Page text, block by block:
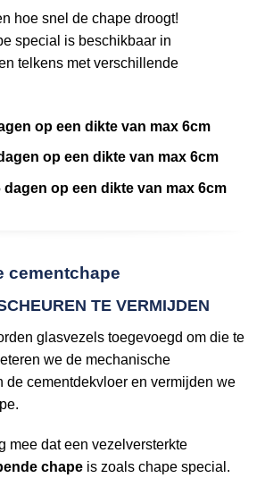
hoe snel de chape droogt!
special is beschikbaar in
telkens met verschillende
op een dikte van max 6cm
op een dikte van max 6cm
dagen op een dikte van max 6cm
cementchape
TE VERMIJDEN
glasvezels toegevoegd om die te
we de mechanische
de cementdekvloer en vermijden we
mee dat een vezelversterkte
chape is zoals chape special.